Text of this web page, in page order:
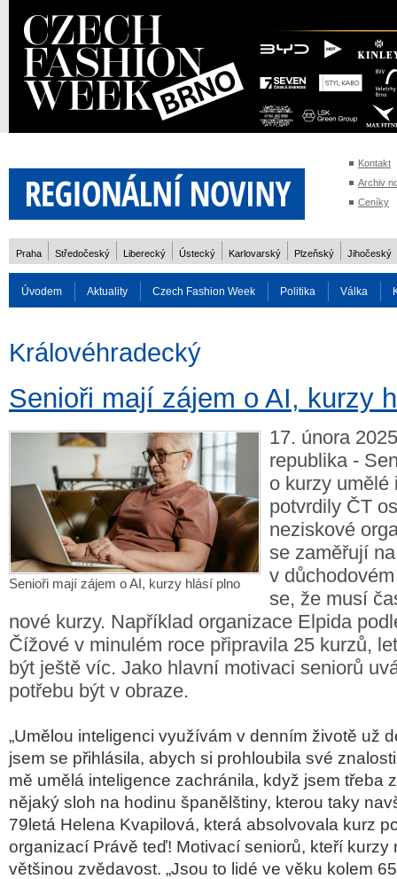
Kontakt
Archiv
Ceníky
Praha Středočeský Liberecký Ústecký Karlovarský Plzeňský Jihočeský
Úvodem Aktuality Czech Fashion Week Politika Válka
Královéhradecký
Senioři mají zájem o AI, kurzy
Senioři mají zájem o AI, kurzy hlásí plno
17. února
republika -
o kurzy umělé
potvrdily ČT
neziskové
se zaměřují
v
se, že musí
nové kurzy. Například organizace Elpida
Čížové v minulém roce připravila 25 kurzů,
být ještě víc. Jako hlavní motivaci seniorů
potřebu být v obraze.
„Umělou inteligenci využívám v denním životě už
jsem se přihlásila, abych si prohloubila své
mě umělá inteligence zachránila, když jsem třeba
nějaký sloh na hodinu španělštiny, kterou taky
79letá Helena Kvapilová, která absolvovala kurz
organizací Právě teď! Motivací seniorů, kteří kurzy
většinou zvědavost. „Jsou to lidé ve věku kolem